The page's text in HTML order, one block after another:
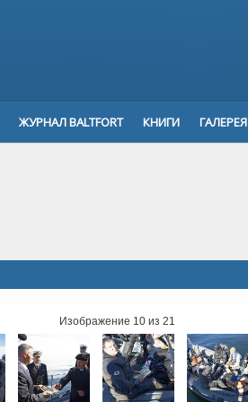
ЖУРНАЛ BALTFORT КНИГИ ГАЛЕРЕЯ
Изображение 10 из 21